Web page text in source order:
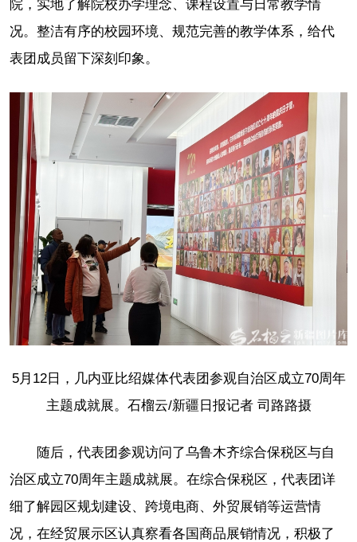
院，实地了解院校办学理念、课程设置与日常教学情
况。整洁有序的校园环境、规范完善的教学体系，给代
表团成员留下深刻印象。
5月12日，几内亚比绍媒体代表团参观自治区成立70周年
主题成就展。石榴云/新疆日报记者 司路路摄
随后，代表团参观访问了乌鲁木齐综合保税区与自
治区成立70周年主题成就展。在综合保税区，代表团详
细了解园区规划建设、跨境电商、外贸展销等运营情
况，在经贸展示区认真察看各国商品展销情况，积极了